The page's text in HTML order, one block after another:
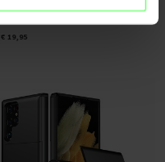
Galaxy S22 Ultra Zwart
€ 19,95